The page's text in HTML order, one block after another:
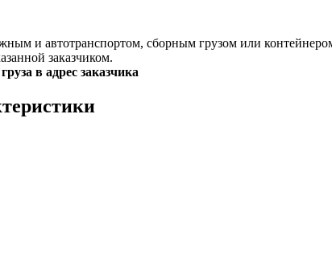
и автотранспортом, сборным грузом или
заказчиком.
в адрес заказчика